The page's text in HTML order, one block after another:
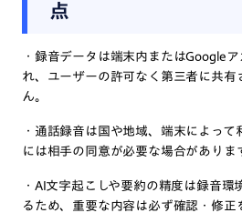
点
・録音データは端末内またはGoogle
れ、ユーザーの許可なく第三者に共有
ん。
・通話録音は国や地域、端末によっ
には相手の同意が必要な場合がありま
・AI文字起こしや要約の精度は録音
るため、重要な内容は必ず確認・修正